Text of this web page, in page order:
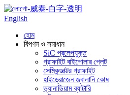
English
হোম
বিপণন ও সমাধান
SiC প্রলেপযুক্ত
গ্রাফাইট বাইপোলার প্লেট
সেমিকন্ডাক্টর গ্রাফাইট
হাইড্রোজেন জ্বালানি কোষ
ভ্যানাডিয়াম ব্যাটারি